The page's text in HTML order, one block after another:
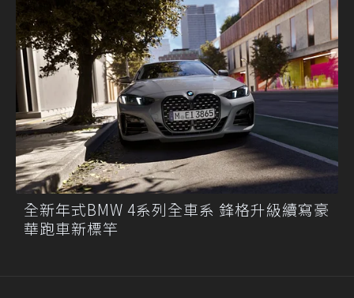
全新年式BMW 4系列全車系 鋒格升級續寫豪
華跑車新標竿